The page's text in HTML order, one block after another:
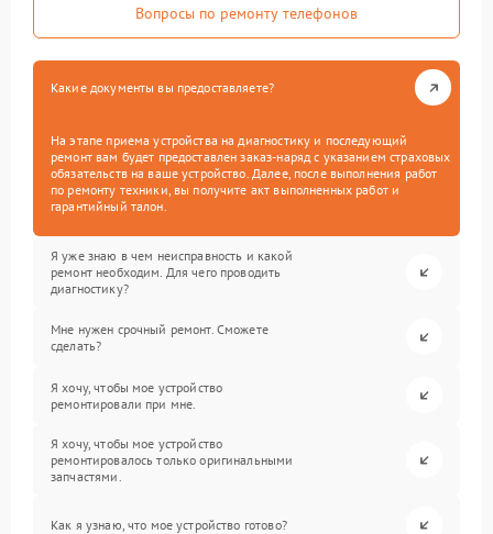
Вопросы по ремонту телефонов
Какие документы вы предоставляете?
На этапе приема устройства на диагностику и последующий
ремонт вам будет предоставлен заказ-наряд с указанием страховых
обязательств на ваше устройство. Далее, после выполнения работ
по ремонту техники, вы получите акт выполненных работ и
гарантийный талон.
Я уже знаю в чем неисправность и какой
ремонт необходим. Для чего проводить
диагностику?
Мне нужен срочный ремонт. Сможете
сделать?
Я хочу, чтобы мое устройство
ремонтировали при мне.
Я хочу, чтобы мое устройство
ремонтировалось только оригинальными
запчастями.
Как я узнаю, что мое устройство готово?